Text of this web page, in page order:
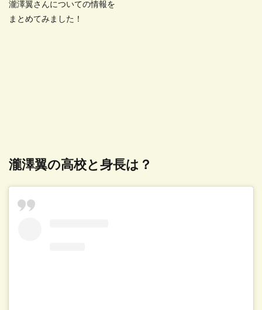
瀧澤翼さんについての情報を
まとめてみました！
瀧澤翼の高校と身長は？